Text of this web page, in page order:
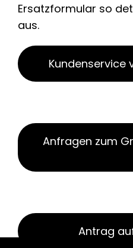
Ersatzformular so
aus.
Kundenservice
Anfragen zum
Antrag